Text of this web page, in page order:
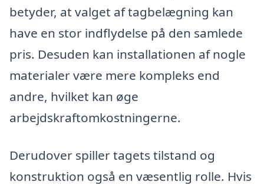
betyder, at valget af tagbelægning kan
have en stor indflydelse på den samlede
pris. Desuden kan installationen af nogle
materialer være mere kompleks end
andre, hvilket kan øge
arbejdskraftomkostningerne.
Derudover spiller tagets tilstand og
konstruktion også en væsentlig rolle. Hvis